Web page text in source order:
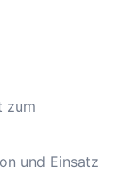
zum
und Einsatz